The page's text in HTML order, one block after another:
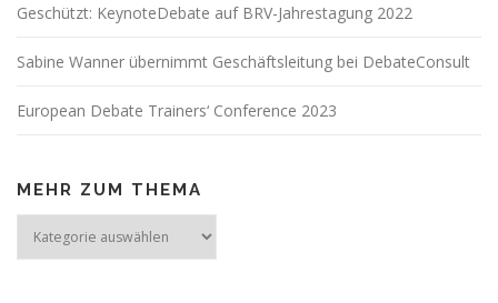
t
o
n
Geschützt: KeynoteDebate auf BRV-Jahrestagung 2022
Sabine Wanner übernimmt Geschäftsleitung bei DebateConsult
European Debate Trainers‘ Conference 2023
MEHR ZUM THEMA
zum